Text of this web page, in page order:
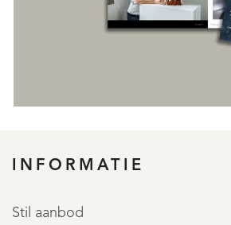
INFORMATIE
Stil aanbod